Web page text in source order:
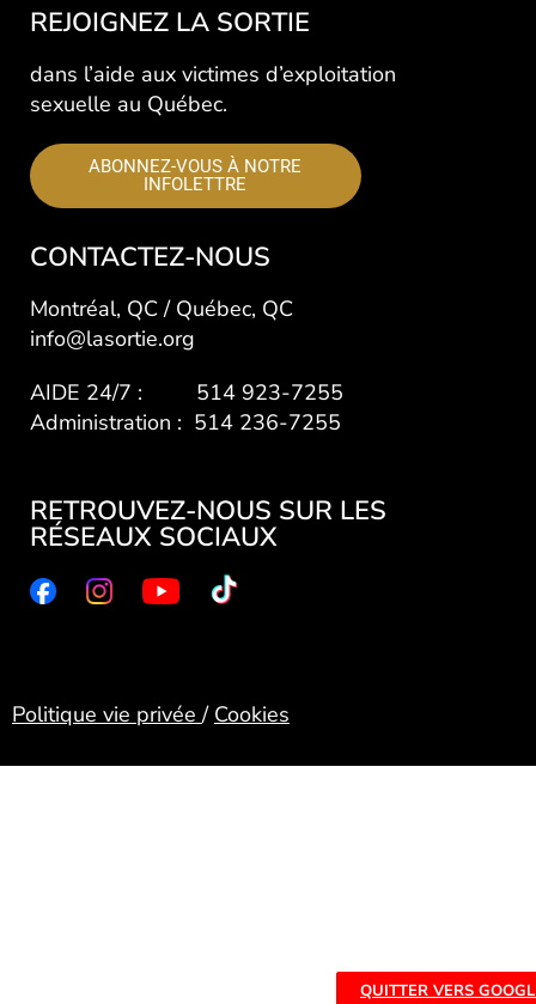
REJOIGNEZ LA SORTIE
dans l’aide aux victimes d’exploitation
sexuelle au Québec.
ABONNEZ-VOUS À NOTRE
INFOLETTRE
CONTACTEZ-NOUS
Montréal, QC / Québec, QC
info@lasortie.org
AIDE 24/7 : 514 923-7255
Administration : 514 236-7255
RETROUVEZ-NOUS SUR LES
RÉSEAUX SOCIAUX
Politique vie privée/ Cookies
QUITTER VERS